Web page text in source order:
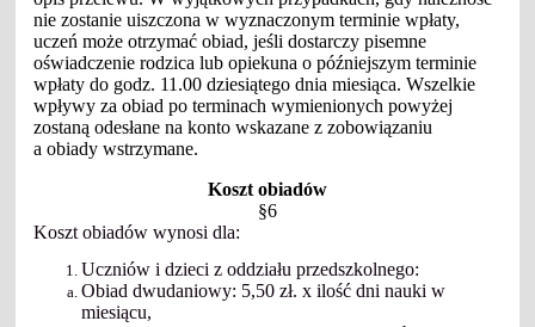
nie zostanie uiszczona w wyznaczonym terminie wpłaty,
uczeń może otrzymać obiad, jeśli dostarczy pisemne
oświadczenie rodzica lub opiekuna o późniejszym terminie
wpłaty do godz. 11.00 dziesiątego dnia miesiąca. Wszelkie
wpływy za obiad po terminach wymienionych powyżej
zostaną odesłane na konto wskazane z zobowiązaniu
a obiady wstrzymane.
Koszt obiadów
§6
Koszt obiadów wynosi dla:
Uczniów i dzieci z oddziału przedszkolnego:
Obiad dwudaniowy: 5,50 zł. x ilość dni nauki w
miesiącu,